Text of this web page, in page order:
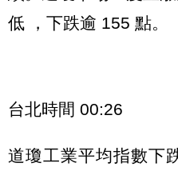
低 ，下跌逾 155 點。
台北時間 00:26
道瓊工業平均指數下